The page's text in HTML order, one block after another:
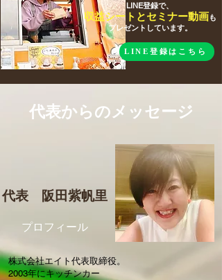
LINE登録で、
収益シートとセミナー動画も
プレゼントしています。
LINE登録はコチラ
LINE登録はこちら
​代表からのメッセージ
​代表 阪田紫帆里
​プロフィール
株式会社エイト代表取締役。
2003年にキッチンカー